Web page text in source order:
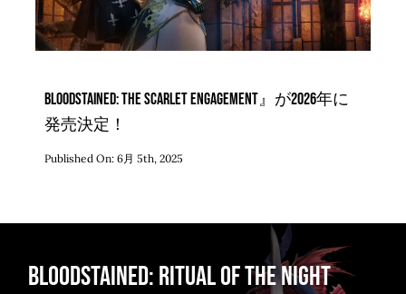
Bloodstained: The Scarlet Engagement』が2026年に
発売決定！
Published On: 6月 5th, 2025
Bloodstained: Ritual of the Night